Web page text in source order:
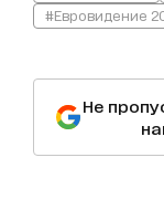
#Евровидение
Не